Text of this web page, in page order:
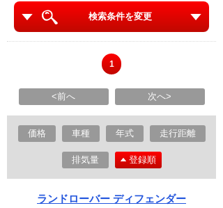
検索条件を変更
1
<前へ 次へ>
価格 車種 年式 走行距離
排気量 登録順
ランドローバー ディフェンダー